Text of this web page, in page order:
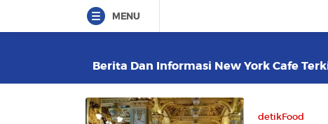
MENU
Berita Dan Informasi New York Cafe
detikFood